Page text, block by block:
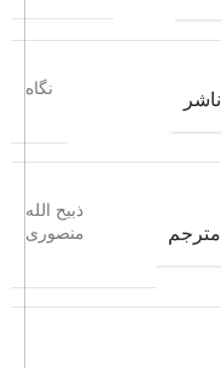
ناشر
نگاه
مترجم
ذبیح الله
منصوری